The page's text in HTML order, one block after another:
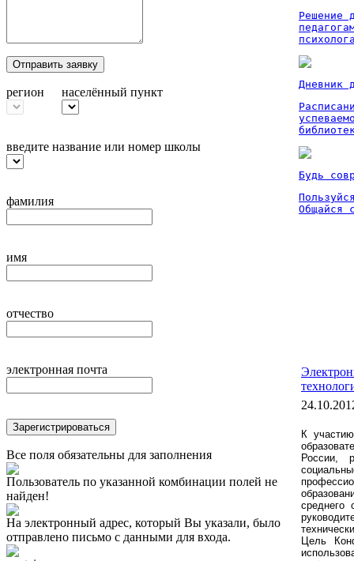
Отправить заявку
регион населённый пункт
введите название или номер школы
фамилия
имя
отчество
электронная почта
Зарегистрироваться
Все поля обязательны для заполнения
Пользователь по указанной комбинации полей не
найден!
На электронный адрес, который Вы указали, было
отправлено письмо с данными для входа.
Решение
Дневник
Будь
Общайся
К
России,
среднего
Цель